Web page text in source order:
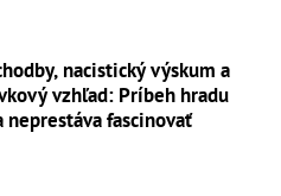
nacistický výskum a
vzhľad: Príbeh hradu
neprestáva fascinovať